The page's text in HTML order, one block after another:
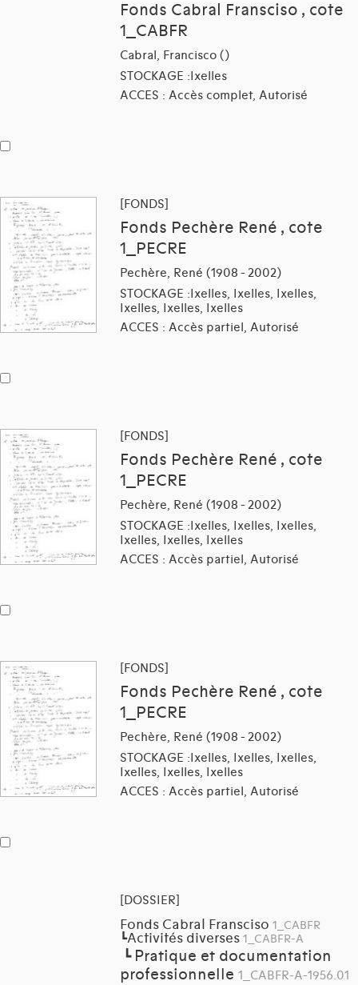
Fonds Cabral Fransciso , cote
1_CABFR
Cabral, Francisco ()
STOCKAGE :Ixelles
ACCES : Accès complet, Autorisé
[FONDS]
Fonds Pechère René , cote
1_PECRE
Pechère, René (1908 - 2002)
STOCKAGE :Ixelles, Ixelles, Ixelles,
Ixelles, Ixelles, Ixelles
ACCES : Accès partiel, Autorisé
[FONDS]
Fonds Pechère René , cote
1_PECRE
Pechère, René (1908 - 2002)
STOCKAGE :Ixelles, Ixelles, Ixelles,
Ixelles, Ixelles, Ixelles
ACCES : Accès partiel, Autorisé
[FONDS]
Fonds Pechère René , cote
1_PECRE
Pechère, René (1908 - 2002)
STOCKAGE :Ixelles, Ixelles, Ixelles,
Ixelles, Ixelles, Ixelles
ACCES : Accès partiel, Autorisé
[DOSSIER]
Fonds Cabral Fransciso 1_CABFR
┗Activités diverses 1_CABFR-A
┗ Pratique et documentation
professionnelle 1_CABFR-A-1956.01